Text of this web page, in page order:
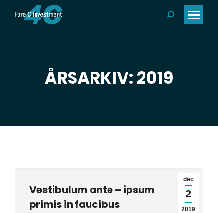
Search:
ÅRSARKIV: 2019
Du är här:
dec
2
2019
Vestibulum ante – ipsum
primis in faucibus